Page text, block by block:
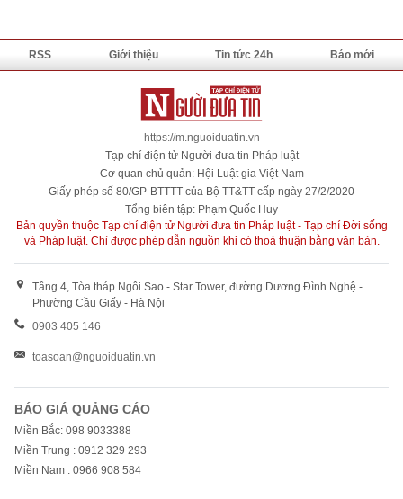
RSS Giới thiệu Tin tức 24h Báo mới
https://m.nguoiduatin.vn
Tạp chí điện tử Người đưa tin Pháp luật
Cơ quan chủ quản: Hội Luật gia Việt Nam
Giấy phép số 80/GP-BTTTT của Bộ TT&TT cấp ngày 27/2/2020
Tổng biên tập: Phạm Quốc Huy
Bản quyền thuộc Tạp chí điện tử Người đưa tin Pháp luật - Tạp chí Đời sống
và Pháp luật. Chỉ được phép dẫn nguồn khi có thoả thuận bằng văn bản.
Tầng 4, Tòa tháp Ngôi Sao - Star Tower, đường Dương Đình Nghệ -
Phường Cầu Giấy - Hà Nội
0903 405 146
toasoan@nguoiduatin.vn
BÁO GIÁ QUẢNG CÁO
Miền Bắc: 098 9033388
Miền Trung : 0912 329 293
Miền Nam : 0966 908 584